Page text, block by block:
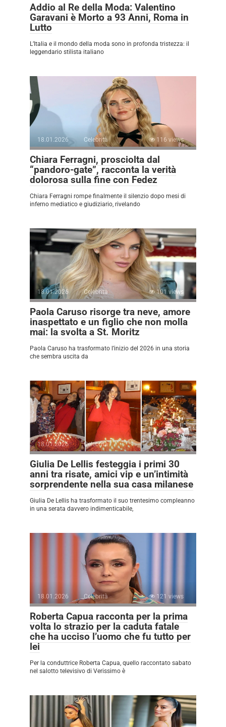
Addio al Re della Moda: Valentino
Garavani è Morto a 93 Anni, Roma in
Lutto
L’Italia e il mondo della moda sono in profonda tristezza: il
leggendario stilista italiano
18.01.2026 Celebrità 116 views
Chiara Ferragni, prosciolta dal
“pandoro-gate”, racconta la verità
dolorosa sulla fine con Fedez
Chiara Ferragni rompe finalmente il silenzio dopo mesi di
inferno mediatico e giudiziario, rivelando
18.01.2026 Celebrità 101 views
Paola Caruso risorge tra neve, amore
inaspettato e un figlio che non molla
mai: la svolta a St. Moritz
Paola Caruso ha trasformato l’inizio del 2026 in una storia
che sembra uscita da
18.01.2026 Celebrità 124 views
Giulia De Lellis festeggia i primi 30
anni tra risate, amici vip e un’intimità
sorprendente nella sua casa milanese
Giulia De Lellis ha trasformato il suo trentesimo compleanno
in una serata davvero indimenticabile,
18.01.2026 Celebrità 121 views
Roberta Capua racconta per la prima
volta lo strazio per la caduta fatale
che ha ucciso l’uomo che fu tutto per
lei
Per la conduttrice Roberta Capua, quello raccontato sabato
nel salotto televisivo di Verissimo è